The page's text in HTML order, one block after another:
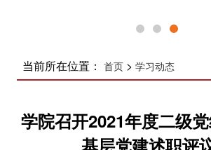
当前所在位置： 首页> 学习动态
学院召开2021年度二级
基层党建述职评